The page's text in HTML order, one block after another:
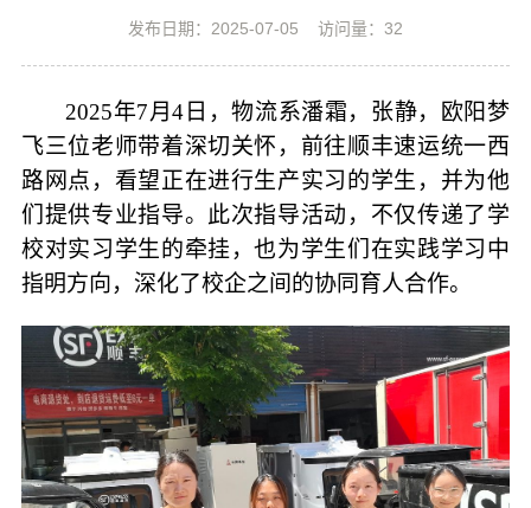
发布日期：2025-07-05 访问量： 32
2025年7月4日，物流系潘霜，张静，欧阳梦
飞三位老师带着深切关怀，前往顺丰速运统一西
路网点，看望正在进行生产实习的学生，并为他
们提供专业指导。此次指导活动，不仅传递了学
校对实习学生的牵挂，也为学生们在实践学习中
指明方向，深化了校企之间的协同育人合作。